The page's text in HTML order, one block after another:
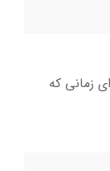
زمانی که